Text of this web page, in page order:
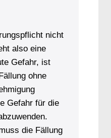
nicht
also eine
Gefahr, ist
ohne
Gefahr für die
die Fällung